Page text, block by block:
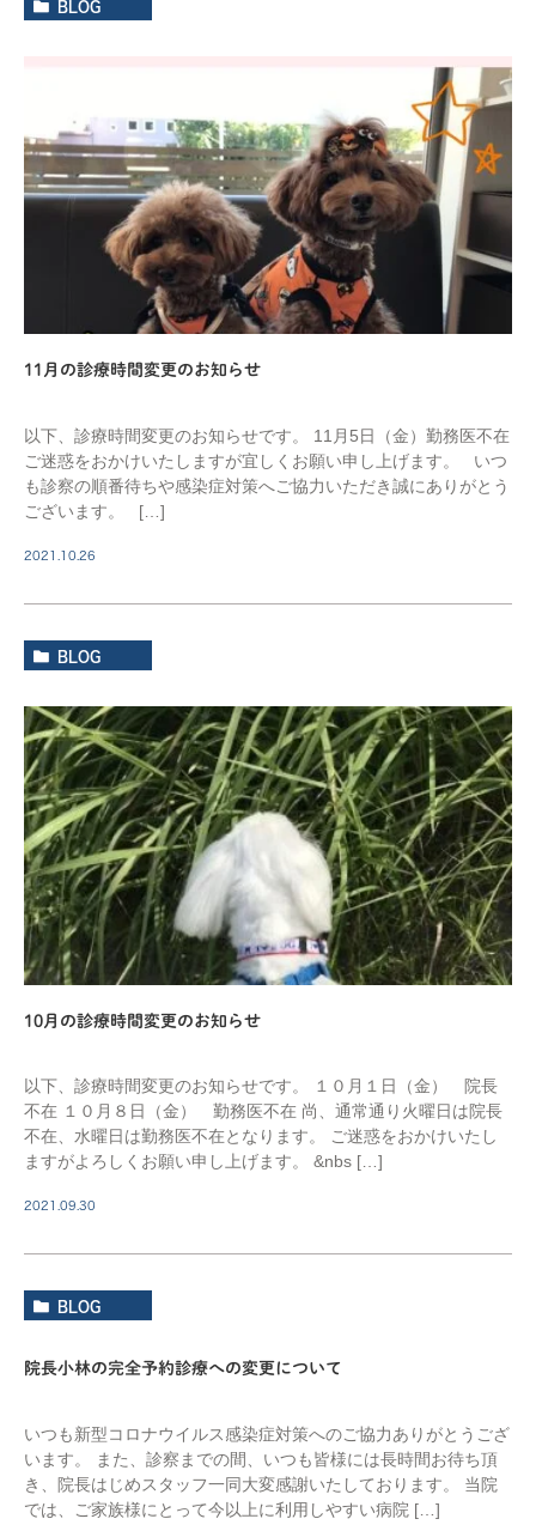
BLOG
11月の診療時間変更のお知らせ
以下、診療時間変更のお知らせです。 11月5日（金）勤務医不在
ご迷惑をおかけいたしますが宜しくお願い申し上げます。 いつ
も診察の順番待ちや感染症対策へご協力いただき誠にありがとう
ございます。 […]
2021.10.26
BLOG
10月の診療時間変更のお知らせ
以下、診療時間変更のお知らせです。 １０月１日（金） 院長
不在 １０月８日（金） 勤務医不在 尚、通常通り火曜日は院長
不在、水曜日は勤務医不在となります。 ご迷惑をおかけいたし
ますがよろしくお願い申し上げます。 &nbs […]
2021.09.30
BLOG
院長小林の完全予約診療への変更について
いつも新型コロナウイルス感染症対策へのご協力ありがとうござ
います。 また、診察までの間、いつも皆様には長時間お待ち頂
き、院長はじめスタッフ一同大変感謝いたしております。 当院
では、ご家族様にとって今以上に利用しやすい病院 […]